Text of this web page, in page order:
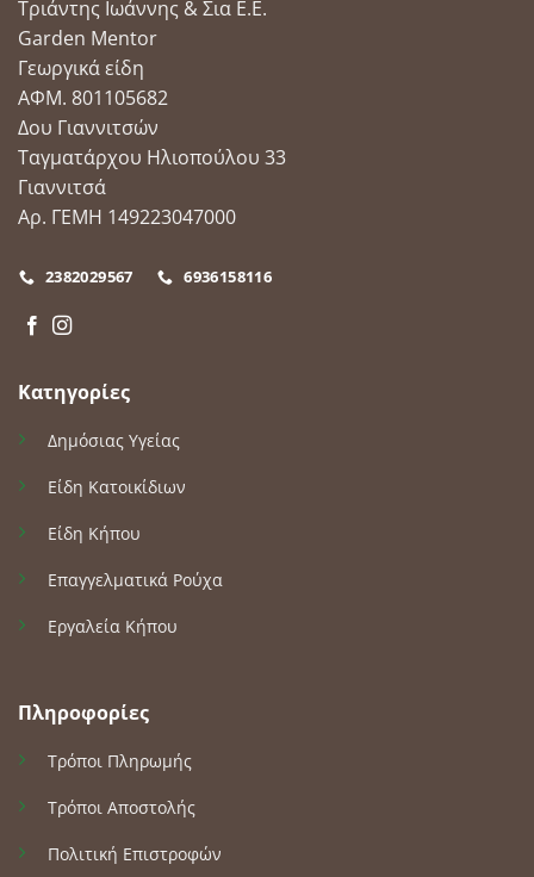
Τριάντης Ιωάννης & Σια Ε.Ε.
Garden Mentor
Γεωργικά είδη
ΑΦΜ. 801105682
Δου Γιαννιτσών
Ταγματάρχου Ηλιοπούλου 33
Γιαννιτσά
Αρ. ΓΕΜΗ 149223047000
2382029567 6936158116
Κατηγορίες
Δημόσιας Υγείας
Είδη Κατοικίδιων
Είδη Κήπου
Επαγγελματικά Ρούχα
Εργαλεία Κήπου
Πληροφορίες
Τρόποι Πληρωμής
Τρόποι Αποστολής
Πολιτική Επιστροφών